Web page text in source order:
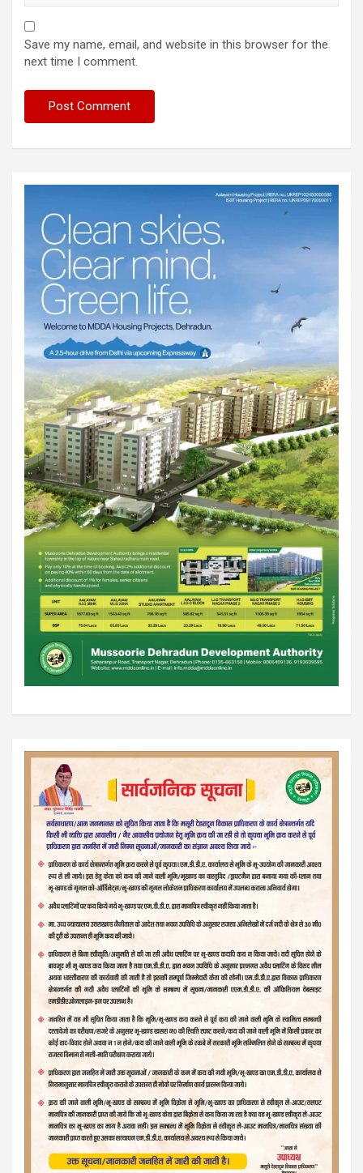
Save my name, email, and website in this browser for the
next time I comment.